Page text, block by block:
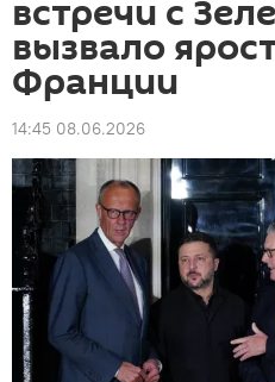
встречи с
вызвало
Франции
14:45 08.06.2026